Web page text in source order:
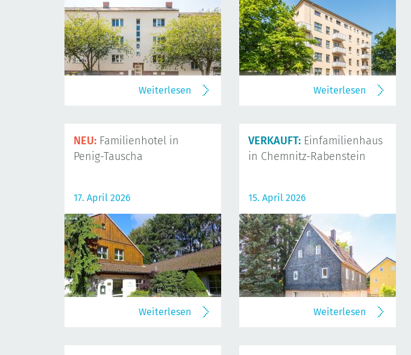
Weiterlesen Weiterlesen
NEU: Familienhotel in
Penig-Tauscha
17. April 2026
Weiterlesen
VERKAUFT: Einfamilienhaus
in Chemnitz-Rabenstein
15. April 2026
Weiterlesen